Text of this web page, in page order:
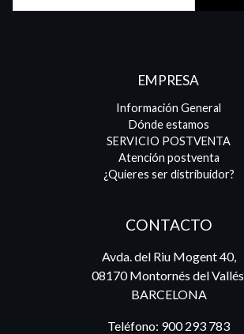
EMPRESA
Información General
Dónde estamos
SERVICIO POSTVENTA
Atención postventa
¿Quieres ser distribuidor?
CONTACTO
Avda. del Riu Mogent 40,
08170 Montornés del Vallés,
BARCELONA
Teléfono: 900 293 783